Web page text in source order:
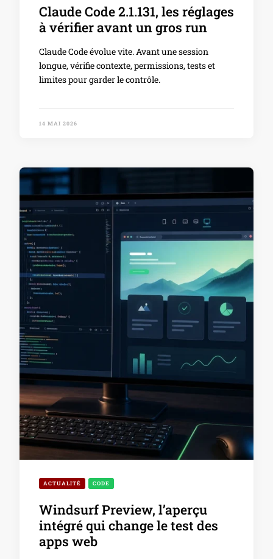
Claude Code 2.1.131, les réglages
à vérifier avant un gros run
Claude Code évolue vite. Avant une session
longue, vérifie contexte, permissions, tests et
limites pour garder le contrôle.
14 MAI 2026
ACTUALITÉ CODE
Windsurf Preview, l’aperçu
intégré qui change le test des
apps web